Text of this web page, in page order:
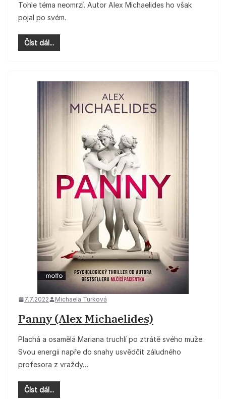
Tohle téma neomrzí. Autor Alex Michaelides ho však
pojal po svém.
Číst dál...
7.7.2022 Michaela Turková
Panny (Alex Michaelides)
Plachá a osamělá Mariana truchlí po ztrátě svého muže.
Svou energii napře do snahy usvědčit záludného
profesora z vraždy…
Číst dál...